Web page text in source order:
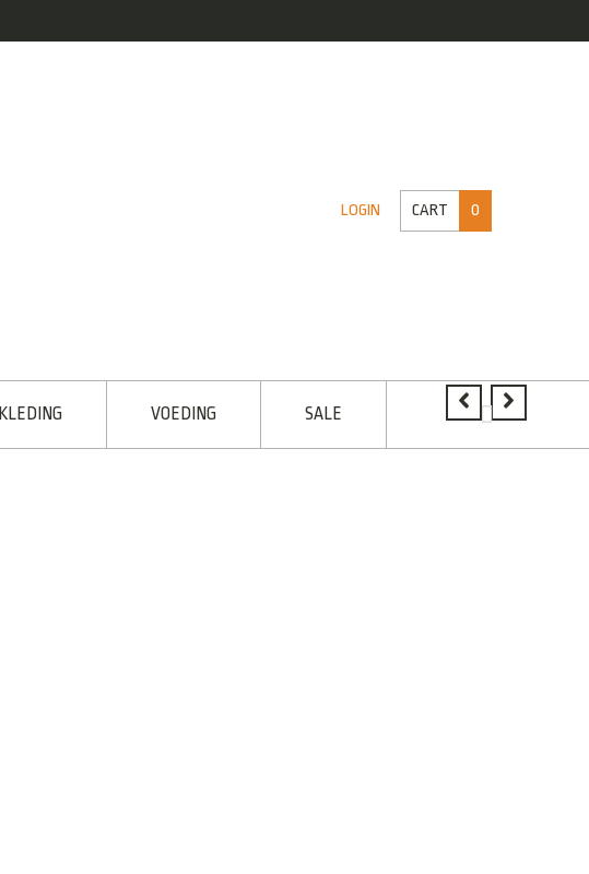
LOGIN CART 0
KLEDING VOEDING SALE